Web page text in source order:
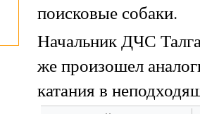
поисковые собаки.
Начальник ДЧС
же произошел
катания в